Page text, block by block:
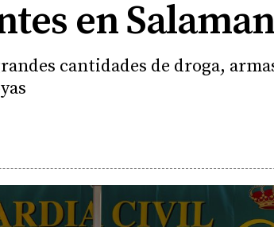
en
cantidades de droga,